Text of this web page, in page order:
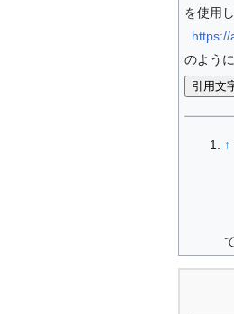
を使用
https://
のよう
引用文
↑